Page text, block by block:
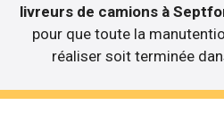
livreurs de camions à
pour que toute la
réaliser soit terminée